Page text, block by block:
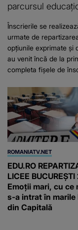
parcursul
Înscrierile se
urmate de
opțiunile exprimate și
au venit încă de la
completa fișele de
ROMANIATV.NET
EDU.RO
LICEE
Emoţii mari, cu ce
s-a intrat în marile
din Capitală